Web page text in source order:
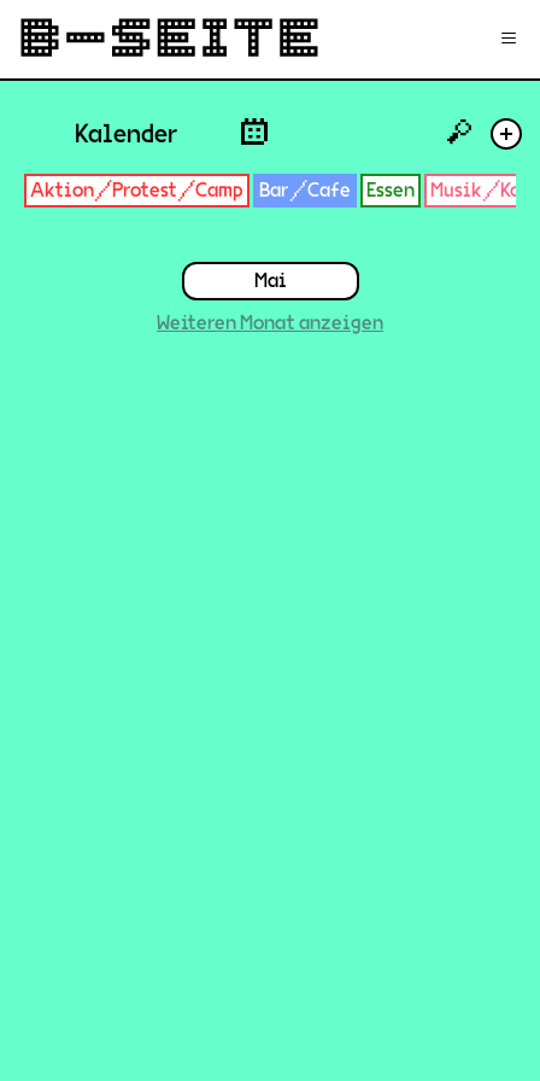
≡
Kalender +
🔎
Aktion/Protest/Camp Bar/Cafe Essen Musik/
Mai
Weiteren Monat anzeigen